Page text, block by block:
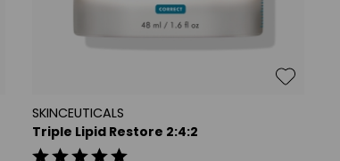
SKINCEUTICALS
Triple Lipid Restore 2:4:2